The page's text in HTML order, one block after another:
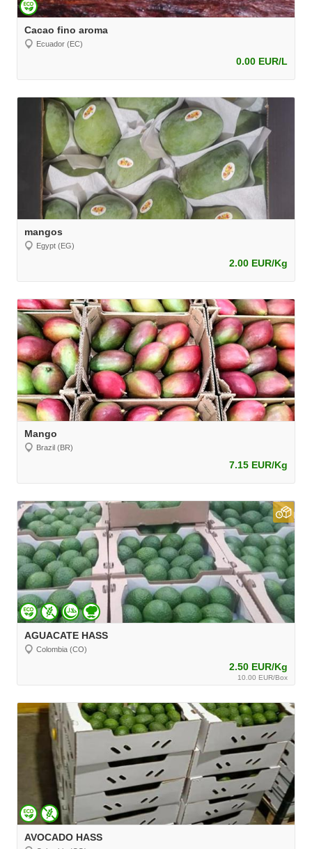
Cacao fino aroma
Ecuador (EC)
0.00 EUR/L
mangos
Egypt (EG)
2.00 EUR/Kg
Mango
Brazil (BR)
7.15 EUR/Kg
AGUACATE HASS
Colombia (CO)
2.50 EUR/Kg
10.00 EUR/Box
AVOCADO HASS